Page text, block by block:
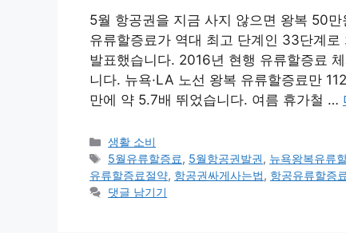
5월 항공권을 지금 사지 않으면 왕복 50
유류할증료가 역대 최고 단계인 33단계
발표했습니다. 2016년 현행 유류할증료
니다. 뉴욕·LA 노선 왕복 유류할증료만
만에 약 5.7배 뛰었습니다. 여름 휴가철 …
카
테
고
리
생활 소비
태
그
5월유류할증료, 5월항공권발권, 뉴욕왕복유류
유류할증료절약, 항공권싸게사는법, 항공유류할증
댓글 남기기